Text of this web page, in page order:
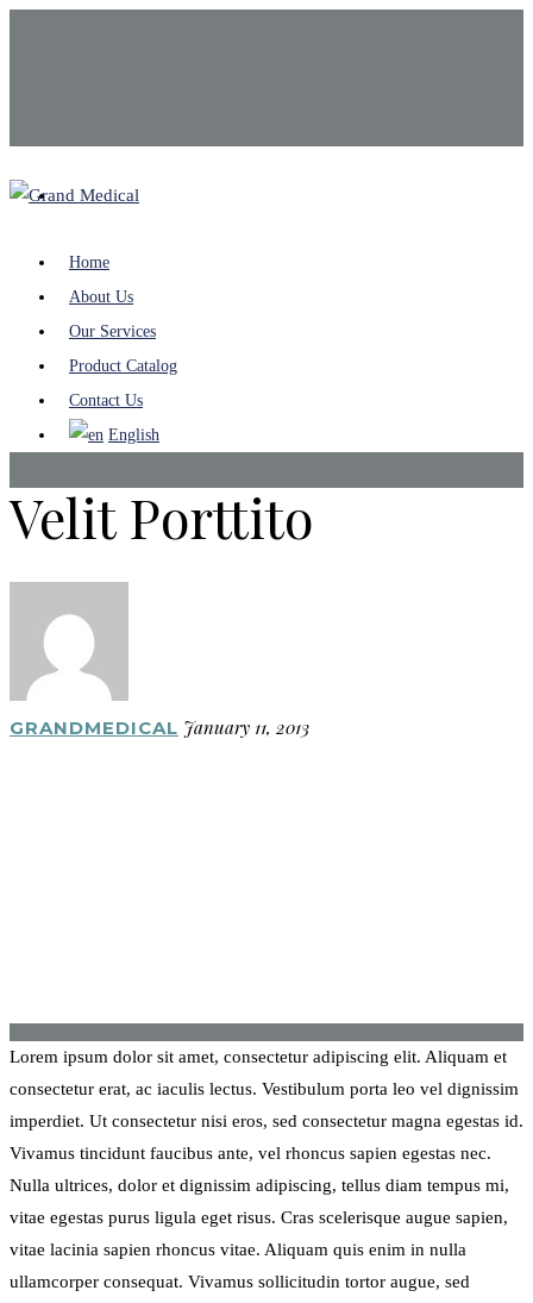
Home
About Us
Our Services
Product Catalog
Contact Us
English
Velit Porttito
GRANDMEDICAL January 11, 2013
Lorem ipsum dolor sit amet, consectetur adipiscing elit. Aliquam et
consectetur erat, ac iaculis lectus. Vestibulum porta leo vel dignissim
imperdiet. Ut consectetur nisi eros, sed consectetur magna egestas id.
Vivamus tincidunt faucibus ante, vel rhoncus sapien egestas nec.
Nulla ultrices, dolor et dignissim adipiscing, tellus diam tempus mi,
vitae egestas purus ligula eget risus. Cras scelerisque augue sapien,
vitae lacinia sapien rhoncus vitae. Aliquam quis enim in nulla
ullamcorper consequat. Vivamus sollicitudin tortor augue, sed